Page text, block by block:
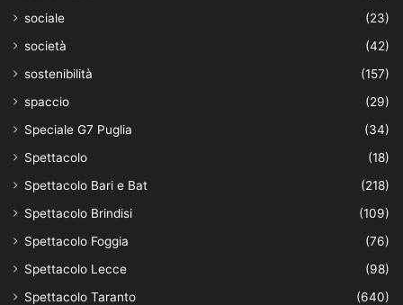
sociale
(23)
società
(42)
sostenibilità
(157)
spaccio
(29)
Speciale G7 Puglia
(34)
Spettacolo
(18)
Spettacolo Bari e Bat
(218)
Spettacolo Brindisi
(109)
Spettacolo Foggia
(76)
Spettacolo Lecce
(98)
Spettacolo Taranto
(640)